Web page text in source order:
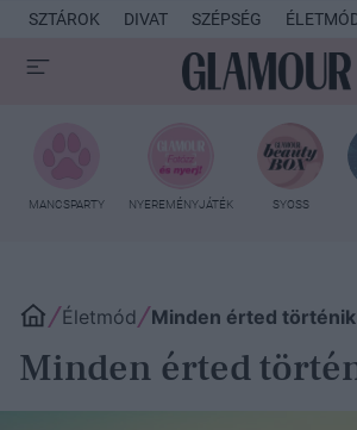
SZTÁROK DIVAT SZÉPSÉG
MANCSPARTY NYEREMÉNYJÁTÉK SYOSS
Életmód Minden érted
Minden érted